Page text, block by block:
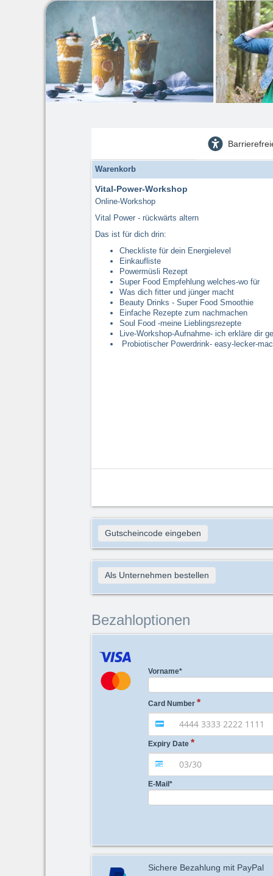
Warenkorb
Vital-Power-Workshop
Online-Workshop
Vital Power - rückwärts altern
Das ist für dich drin:
Checkliste für dein Energielevel
Einkaufliste
Powermüsli Rezept
Super Food Empfehlung welches-wo für
Was dich fitter und jünger macht
Beauty Drinks - Super Food Smoothie
Einfache Rezepte zum nachmachen
Soul Food -meine Lieblingsrezepte
Live-Workshop-Aufnahme- ich erkläre dir
Probiotischer Powerdrink- easy-lecker-
Gutscheincode eingeben
Als Unternehmen bestellen
Bezahloptionen
Vorname*
Card Number
Expiry Date
E-Mail*
Sichere Bezahlung mit PayPal